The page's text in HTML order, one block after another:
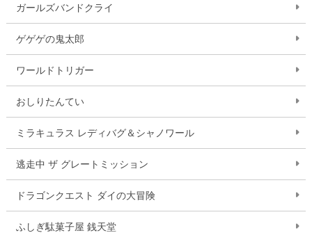
ガールズバンドクライ
ゲゲゲの鬼太郎
ワールドトリガー
おしりたんてい
ミラキュラス レディバグ＆シャノワール
逃走中 ザ グレートミッション
ドラゴンクエスト ダイの大冒険
ふしぎ駄菓子屋 銭天堂